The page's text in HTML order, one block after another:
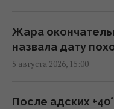
В Сумской
людям на рынке:
Жара
назвала дату
5 августа 2026, 15:00
После адских